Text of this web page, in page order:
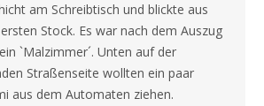
am Schreibtisch und blickte aus
Stock. Es war nach dem Auszug
`Malzimmer´. Unten auf der
Straßenseite wollten ein paar
aus dem Automaten ziehen.